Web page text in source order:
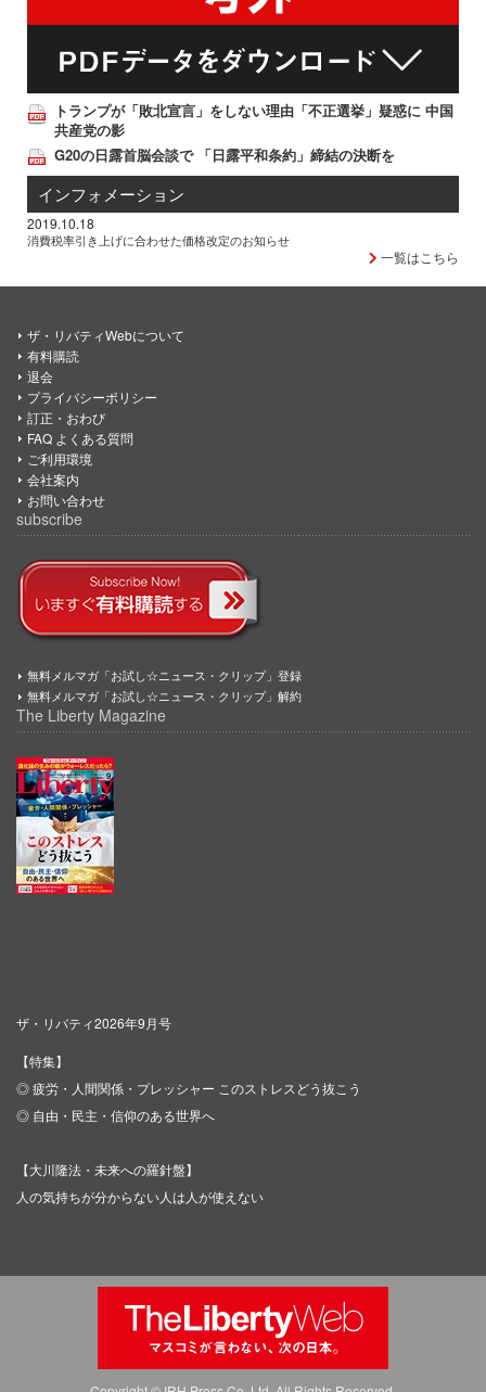
トランプが「敗北宣言」をしない理由「不正選挙」疑惑に 中国
共産党の影
G20の日露首脳会談で 「日露平和条約」締結の決断を
インフォメーション
2019.10.18
消費税率引き上げに合わせた価格改定のお知らせ
一覧はこちら
ザ・リバティWebについて
有料購読
退会
プライバシーポリシー
訂正・おわび
FAQ よくある質問
ご利用環境
会社案内
お問い合わせ
subscribe
無料メルマガ「お試し☆ニュース・クリップ」登録
無料メルマガ「お試し☆ニュース・クリップ」解約
The Liberty Magazine
ザ・リバティ2026年9月号
【特集】
◎ 疲労・人間関係・プレッシャー このストレスどう抜こう
◎ 自由・民主・信仰のある世界へ
【大川隆法・未来への羅針盤】
人の気持ちが分からない人は人が使えない